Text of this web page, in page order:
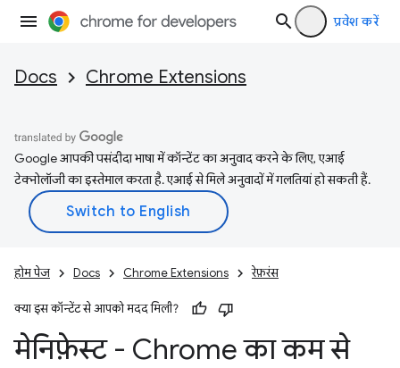
प्रवेश करें
Docs Chrome Extensions
Google आपकी पसंदीदा भाषा में कॉन्टेंट का अनुवाद करने के लिए, एआई
टेक्नोलॉजी का इस्तेमाल करता है. एआई से मिले अनुवादों में गलतियां हो सकती हैं.
होम पेज Docs Chrome Extensions रेफ़रंस
क्या इस कॉन्टेंट से आपको मदद मिली?
मेनिफ़ेस्ट - Chrome का कम से